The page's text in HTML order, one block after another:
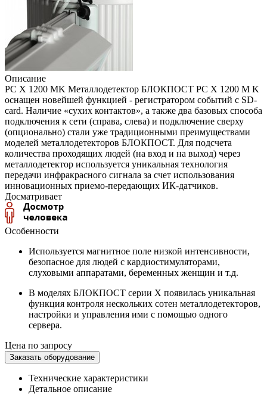
Описание
PC X 1200 MK Металлодетектор БЛОКПОСТ РС X 1200 M K
оснащен новейшей функцией - регистратором событий с SD-
card. Наличие «сухих контактов», а также два базовых способа
подключения к сети (справа, слева) и подключение сверху
(опционально) стали уже традиционными преимуществами
моделей металлодетекторов БЛОКПОСТ. Для подсчета
количества проходящих людей (на вход и на выход) через
металлодетектор используется уникальная технология
передачи инфракрасного сигнала за счет использования
инновационных приемо-передающих ИК-датчиков.
Досматривает
Особенности
Используется магнитное поле низкой интенсивности,
безопасное для людей с кардиостимуляторами,
слуховыми аппаратами, беременных женщин и т.д.
В моделях БЛОКПОСТ серии Х появилась уникальная
функция контроля нескольких сотен металлодетекторов,
настройки и управления ими с помощью одного
сервера.
Цена по запросу
Заказать оборудование
Технические характеристики
Детальное описание